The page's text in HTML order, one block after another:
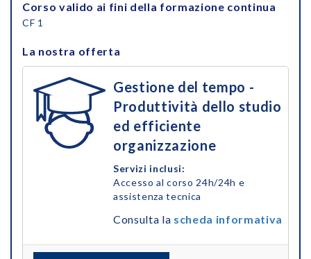
Corso valido ai fini della formazione continua
CF 1
La nostra offerta
Gestione del tempo -
Produttività dello studio
ed efficiente
organizzazione
Servizi inclusi:
Accesso al corso 24h/24h e
assistenza tecnica
Consulta la scheda informativa